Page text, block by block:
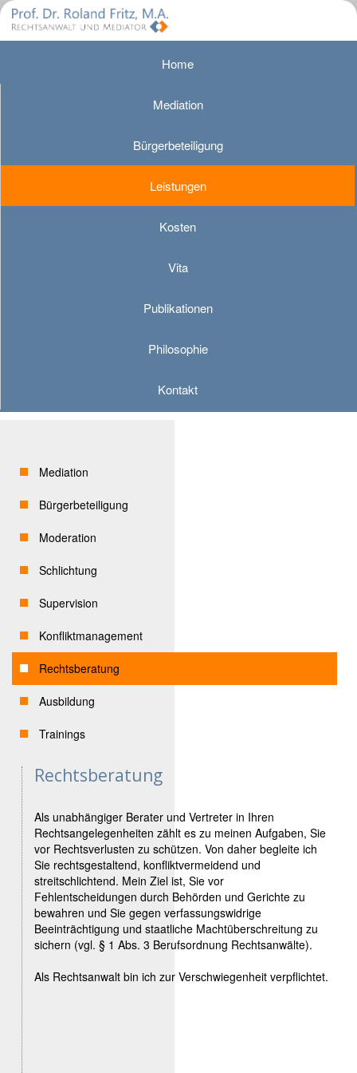
Home
Mediation
Bürgerbeteiligung
Leistungen
Kosten
Vita
Publikationen
Philosophie
Kontakt
Mediation
Bürgerbeteiligung
Moderation
Schlichtung
Supervision
Konfliktmanagement
Rechtsberatung
Ausbildung
Trainings
Rechtsberatung
Als unabhängiger Berater und Vertreter in Ihren
Rechtsangelegenheiten zählt es zu meinen Aufgaben, Sie
vor Rechtsverlusten zu schützen. Von daher begleite ich
Sie rechtsgestaltend, konfliktvermeidend und
streitschlichtend. Mein Ziel ist, Sie vor
Fehlentscheidungen durch Behörden und Gerichte zu
bewahren und Sie gegen verfassungswidrige
Beeinträchtigung und staatliche Machtüberschreitung zu
sichern (vgl. § 1 Abs. 3 Berufsordnung Rechtsanwälte).
Als Rechtsanwalt bin ich zur Verschwiegenheit verpflichtet.